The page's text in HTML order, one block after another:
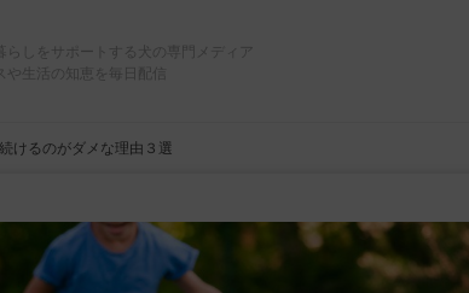
らしをサポートする犬の専門メディア
や生活の知恵を毎日配信
けるのがダメな理由３選